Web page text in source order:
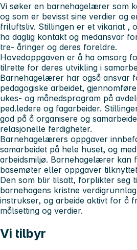
Vi søker en barnehagelærer som
og som er bevisst sine verdier og
friluftsliv. Stillingen er et vikariat ,
ha daglig kontakt og medansvar
tre- åringer og deres foreldre.
Hovedoppgaven er å ha omsorg
tilrette for deres utvikling i
Barnehagelærer har også ansvar
pedagogiske arbeidet,
ukes- og månedsprogram på
ped.ledere og fagarbeider.
god på å organisere og
relasjonelle ferdigheter.
Barnehagelærers oppgaver
samarbeidet på hele huset, og
arbeidsmiljø. Barnehagelærer kan
basemøter eller oppgaver
Den som blir tilsatt, forplikter seg
barnehagens kristne
instrukser, og arbeide aktivt for å
målsetting og verdier.
Vi tilbyr